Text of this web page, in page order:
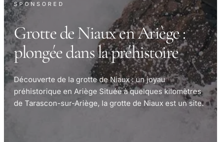
SPONSORED
Grotte de Niaux en Ariège :
plongée dans la préhistoire
Découverte de la grotte de Niaux : un joyau
préhistorique en Ariège Située à quelques kilomètres
de Tarascon-sur-Ariège, la grotte de Niaux est un site.